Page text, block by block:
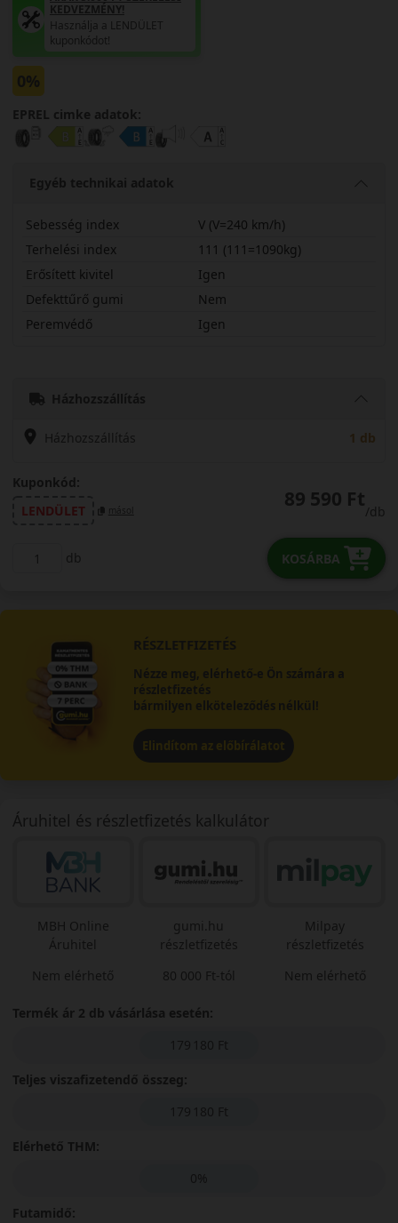
KEDVEZMÉNY!
Használja a LENDÜLET
kuponkódot!
0%
EPREL cimke adatok:
Egyéb technikai adatok
Sebesség index
V (V=240 km/h)
Terhelési index
111 (111=1090kg)
Erősített kivitel
Igen
Defekttűrő gumi
Nem
Peremvédő
Igen
Házhozszállítás
Házhozszállítás 1 db
Kuponkód:
LENDÜLET
másol 89 590 Ft
/db
db KOSÁRBA
RÉSZLETFIZETÉS
Nézze meg, elérhető-e Ön számára a
részletfizetés
bármilyen elköteleződés nélkül!
Elindítom az előbírálatot
Áruhitel és részletfizetés kalkulátor
MBH Online
Áruhitel
Nem elérhető
gumi.hu
részletfizetés
80 000 Ft-tól
Milpay
részletfizetés
Nem elérhető
Termék ár 2 db vásárlása esetén:
179 180 Ft
Teljes viszafizetendő összeg:
179 180 Ft
Elérhető THM:
0%
Futamidő: